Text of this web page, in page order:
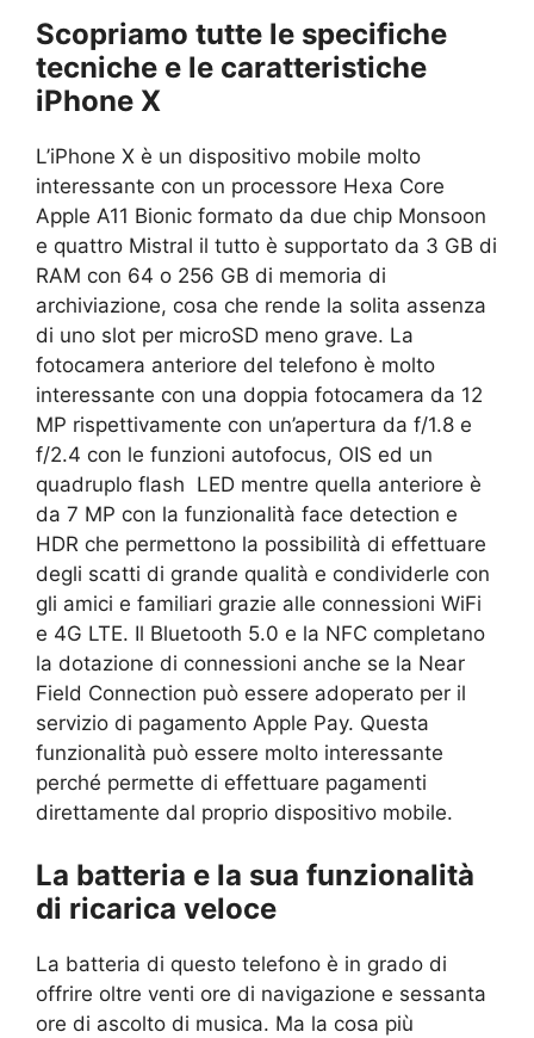
Scopriamo tutte le specifiche
tecniche e le caratteristiche
iPhone X
L’iPhone X è un dispositivo mobile molto
interessante con un processore Hexa Core
Apple A11 Bionic formato da due chip Monsoon
e quattro Mistral il tutto è supportato da 3 GB di
RAM con 64 o 256 GB di memoria di
archiviazione, cosa che rende la solita assenza
di uno slot per microSD meno grave. La
fotocamera anteriore del telefono è molto
interessante con una doppia fotocamera da 12
MP rispettivamente con un’apertura da f/1.8 e
f/2.4 con le funzioni autofocus, OIS ed un
quadruplo flash LED mentre quella anteriore è
da 7 MP con la funzionalità face detection e
HDR che permettono la possibilità di effettuare
degli scatti di grande qualità e condividerle con
gli amici e familiari grazie alle connessioni WiFi
e 4G LTE. Il Bluetooth 5.0 e la NFC completano
la dotazione di connessioni anche se la Near
Field Connection può essere adoperato per il
servizio di pagamento Apple Pay. Questa
funzionalità può essere molto interessante
perché permette di effettuare pagamenti
direttamente dal proprio dispositivo mobile.
La batteria e la sua funzionalità
di ricarica veloce
La batteria di questo telefono è in grado di
offrire oltre venti ore di navigazione e sessanta
ore di ascolto di musica. Ma la cosa più